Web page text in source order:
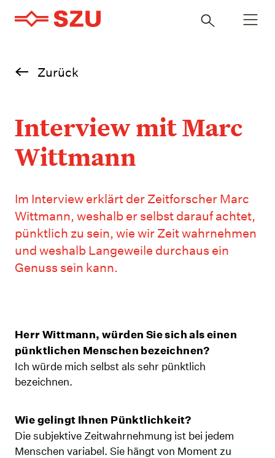
Inhalt
öffnen
Zurück
Interview mit Marc
Wittmann
Im Interview erklärt der Zeitforscher Marc
Wittmann, weshalb er selbst darauf achtet,
pünktlich zu sein, wie wir Zeit wahrnehmen
und weshalb Langeweile durchaus ein
Genuss sein kann.
Herr Wittmann, würden Sie sich als einen
pünktlichen Menschen bezeichnen?
Ich würde mich selbst als sehr pünktlich
bezeichnen.
Wie gelingt Ihnen Pünktlichkeit?
Die subjektive Zeitwahrnehmung ist bei jedem
Menschen variabel. Sie hängt von Moment zu